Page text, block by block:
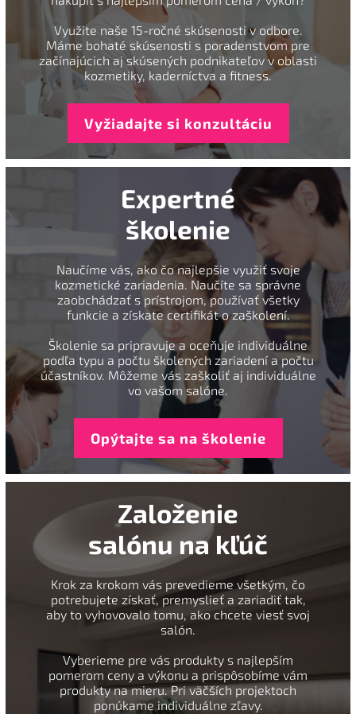
Využite naše 15-ročné skúsenosti v odbore.
Máme bohaté skúsenosti s poradenstvom pre
začínajúcich aj skúsených podnikateľov v oblasti
kozmetiky, kaderníctva a fitness.
Vyžiadajte si konzultáciu
Expertné
školenie
Naučíme vás, ako čo najlepšie využiť svoje
kozmetické zariadenia. Naučíte sa správne
zaobchádzať s prístrojom, používať všetky
funkcie a získate certifikát o zaškolení.
Školenie sa pripravuje a oceňuje individuálne
podľa typu a počtu školených zariadení a počtu
účastníkov. Môžeme vás zaškoliť aj individuálne
vo vašom salóne.
Opýtajte sa na školenie
Založenie
salónu na kľúč
Krok za krokom vás prevedieme všetkým, čo
potrebujete získať, premyslieť a zariadiť tak,
aby to vyhovovalo tomu, ako chcete viesť svoj
salón.
Vyberieme pre vás produkty s najlepším
pomerom ceny a výkonu a prispôsobíme vám
produkty na mieru. Pri väčších projektoch
ponúkame individuálne zľavy.